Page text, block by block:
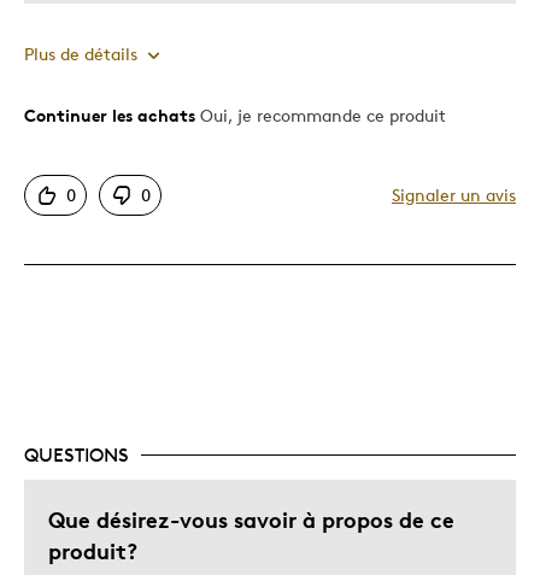
Plus de détails
Le pour
Motif attrayant
Très bonne qualité
Continuer les achats Oui, je recommande ce produit
0 0 Signaler un avis
QUESTIONS
Que désirez-vous savoir à propos de ce
produit?